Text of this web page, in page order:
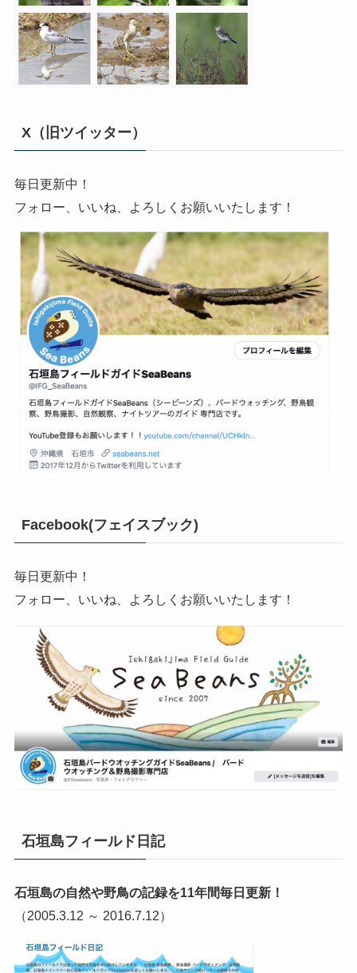
X（旧ツイッター）
毎日更新中！
フォロー、いいね、よろしくお願いいたします！
Facebook(フェイスブック)
毎日更新中！
フォロー、いいね、よろしくお願いいたします！
石垣島フィールド日記
石垣島の自然や野鳥の記録を11年間毎日更新！
（2005.3.12 ～ 2016.7.12）